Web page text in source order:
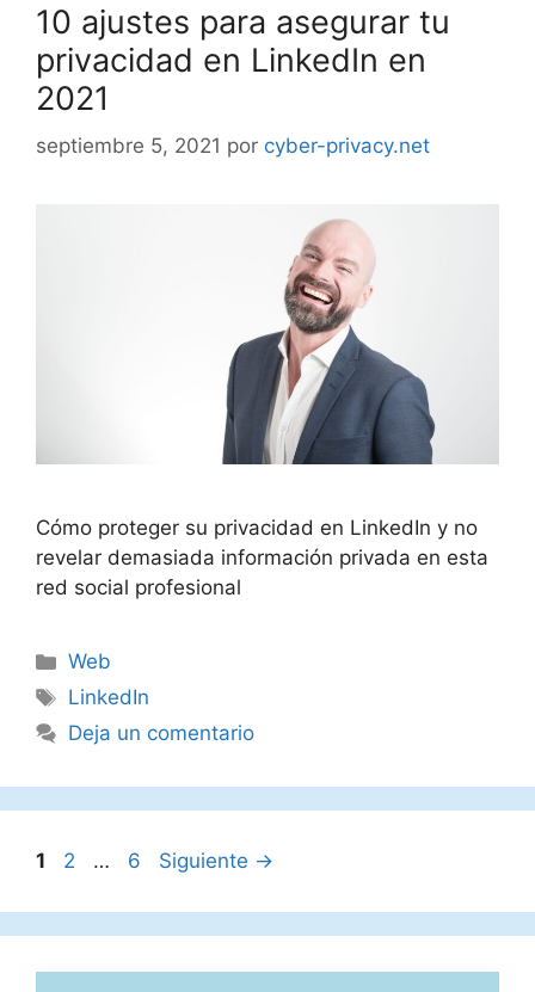
10 ajustes para asegurar tu
privacidad en LinkedIn en
2021
septiembre 5, 2021 por cyber-privacy.net
Cómo proteger su privacidad en LinkedIn y no
revelar demasiada información privada en esta
red social profesional
Categorías
Web
Etiquetas
LinkedIn
Deja un comentario
Página
1 Página
2 … Página
6 Siguiente →